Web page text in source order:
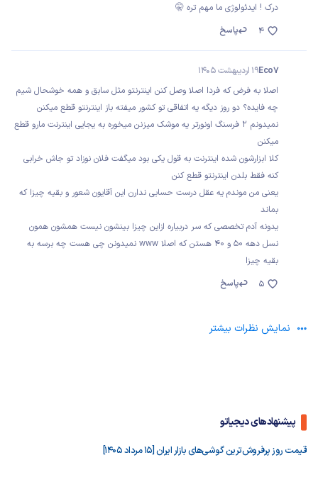
درک ! ایدئولوژی ما مهم تره 🤫
پاسخ
4
Eco719 اردیبهشت 1405
اصلا به فرض که فردا اصلا وصل کنن اینترنتو مثل سابق و همه خوشحال شیم
چه فایده؟ دو روز دیگه یه اتفاقی تو کشور میفته باز اینترنتو قطع میکنن
نمیدونم ۲ فرسنگ اونورتر یه موشک میزنن میخوره به یجایی اینترنت مارو قطع
میکنن
کلا ابزارشون شده اینترنت به قول یکی بود میگفت فلان نوزاد تو جاش خرابی
کنه فقط بلدن اینترنتو قطع کنن
یعنی من موندم یه عقل درست حسابی ندارن این آقایون شعور و بقیه چیزا که
بماند
یدونه آدم تخصصی که سر دربیاره ازاین چیزا بینشون نیست همشون همون
نسل دهه ۵۰ و ۴۰ هستن که اصلا www نمیدونن چی هست چه برسه به
بقیه چیزا
پاسخ
5
نمایش نظرات بیشتر
پیشنهادهای دیجیاتو
قیمت روز پرفروش‌ترین گوشی‌های بازار ایران [15 مرداد 1405]